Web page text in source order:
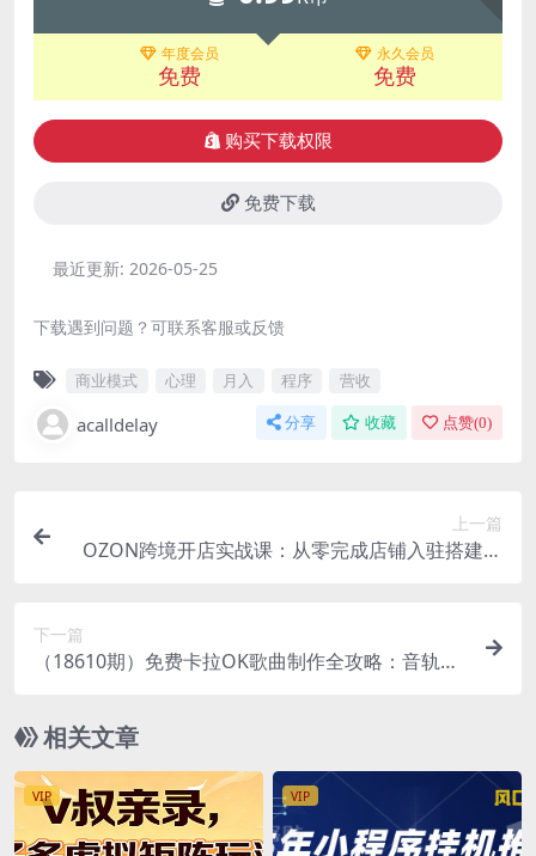
年度会员
免费
永久会员
免费
购买下载权限
免费下载
最近更新: 2026-05-25
下载遇到问题？可联系客服或反馈
商业模式 心理 月入 程序 营收
acalldelay 分享 收藏 点赞(0)
上一篇
OZON跨境开店实战课：从零完成店铺入驻搭建，
下一篇
（18610期）免费卡拉OK歌曲制作全攻略：音轨分
相关文章
VIP VIP